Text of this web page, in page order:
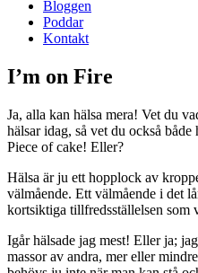
Bloggen
Poddar
Kontakt
I’m on Fire
Ja, alla kan hälsa mera! Vet du
hälsar idag, så vet du också
Piece of cake! Eller?
Hälsa är ju ett hopplock av
välmående. Ett välmående i det
kortsiktiga tillfredsställelsen som
Igår hälsade jag mest! Eller ja;
massor av andra, mer eller